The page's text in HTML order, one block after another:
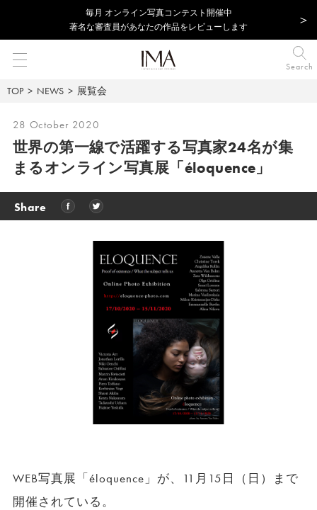
毎⽉ オンライン写真コンテスト開催中
著名な審査員があなたの作品をレビューします
Search
TOP NEWS 展覧会
28 October 2020
世界の第一線で活躍する写真家24名が集
まるオンライン写真展「éloquence」
Share
WEB写真展「éloquence」が、11月15日（日）まで
開催されている。